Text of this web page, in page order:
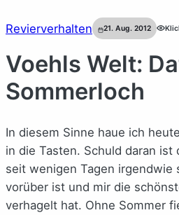
Revierverhalten 21. Aug. 2012
Voehls Welt:
Sommerloch
In diesem Sinne haue ich
in die Tasten. Schuld daran ist
seit wenigen Tagen
vorüber ist und mir die
verhagelt hat. Ohne Sommer